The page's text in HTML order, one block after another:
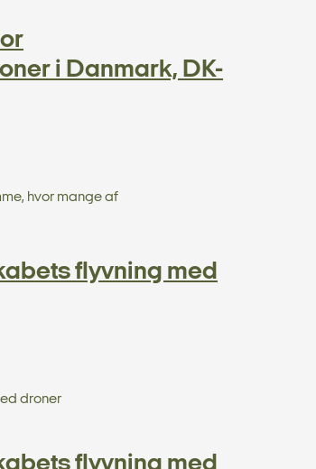
i Danmark, DK-
hvor mange af
flyvning med
droner